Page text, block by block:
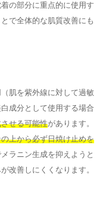
の部分に重点的に使用す
で全体的な肌質改善にも
肌を紫外線に対して過敏
成分として使用する場合
せる可能性があります。
上から必ず日焼け止めを
ラニン生成を抑えようと
改善しにくくなります。